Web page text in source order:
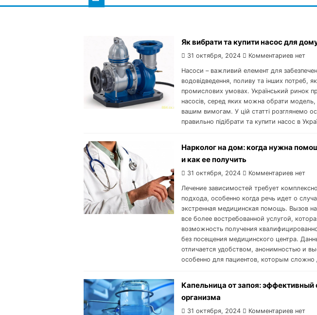
Як вибрати та купити насос для дому
31 октября, 2024 Комментариев нет
Насоси – важливий елемент для
водовідведення, поливу та інших потреб,
промислових умовах. Український ринок
насосів, серед яких можна обрати модель,
вашим вимогам. У цій статті розглянемо
правильно підібрати та купити насос в
Нарколог на дом: когда нужна
и как ее получить
31 октября, 2024 Комментариев нет
Лечение зависимостей требует
подхода, особенно когда речь идет о
экстренная медицинская помощь. Вызов
все более востребованной услугой,
возможность получения
без посещения медицинского центра.
отличается удобством, анонимностью и
особенно для пациентов, которым сложно
Капельница от запоя: эффективный
организма
31 октября, 2024 Комментариев нет